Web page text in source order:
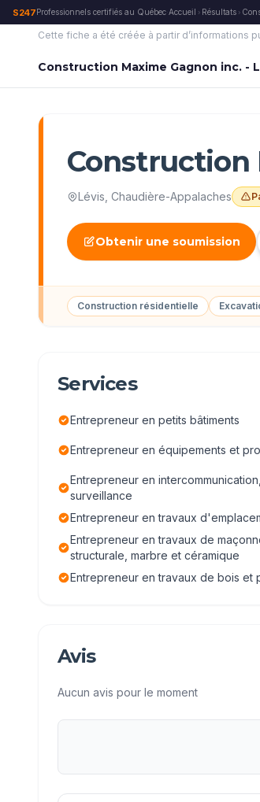
S247Professionnels certifiés au Québec·Accueil › Résultats ›
Cette fiche a été créée à partir d’informations
Construction Maxime Gagnon inc. -
Construction
Lévis Chaudière-Appalaches
Obtenir une soumission
Construction résidentielle
Services
Entrepreneur en petits bâtiments
Entrepreneur en équipements et
Entrepreneur en
surveillance
Entrepreneur en travaux
Entrepreneur en travaux de
structurale, marbre et céramique
Entrepreneur en travaux de bois et
Avis
Aucun avis pour le moment